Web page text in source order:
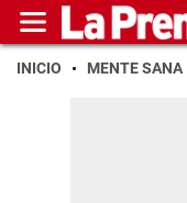
INICIO MENTE SANA